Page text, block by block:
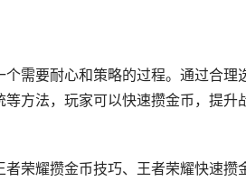
需要耐心和策略的过程。通过合理
方法，玩家可以快速攒金币，提
荣耀攒金币技巧、王者荣耀快速